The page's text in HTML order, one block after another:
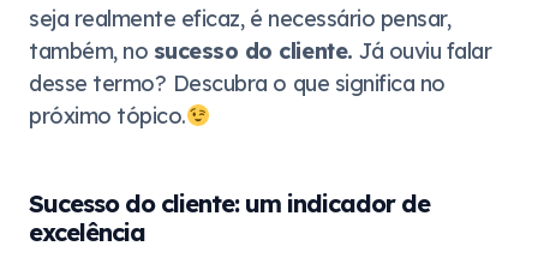
seja realmente eficaz, é necessário pensar,
também, no sucesso do cliente.Já ouviu falar
desse termo? Descubra o que significa no
próximo tópico.
Sucesso do cliente: um indicador de
excelência